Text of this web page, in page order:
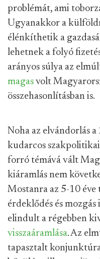
problémát, ami
Ugyanakkor a
élénkíthetik a
lehetnek a folyó
arányos súlya az
magas volt
összehasonlításban is.
Noha az elvándorlás a
kudarcos szakpolitikai
forró témává vált
kiáramlás nem
Mostanra az 5-10 éve
érdeklődés és
elindult a régebben
visszaáramlása. Az
tapasztalt